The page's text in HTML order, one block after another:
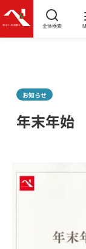
全体検索
お知らせ
年末年始